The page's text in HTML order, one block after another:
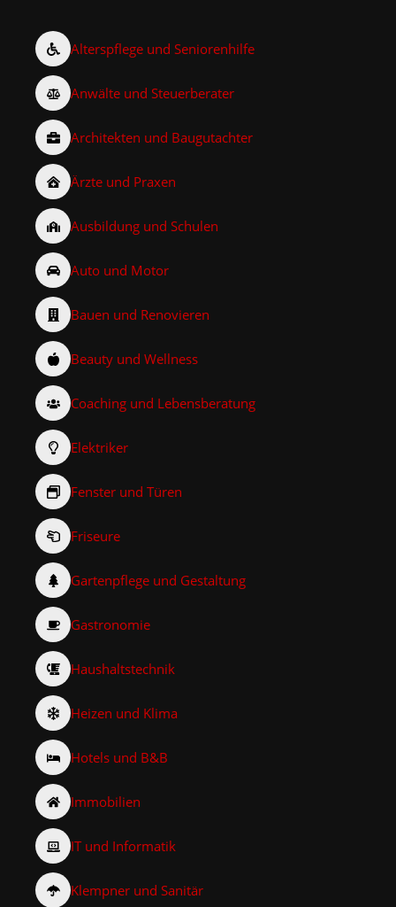
Alterspflege und Seniorenhilfe
Anwälte und Steuerberater
Architekten und Baugutachter
Ärzte und Praxen
Ausbildung und Schulen
Auto und Motor
Bauen und Renovieren
Beauty und Wellness
Coaching und Lebensberatung
Elektriker
Fenster und Türen
Friseure
Gartenpflege und Gestaltung
Gastronomie
Haushaltstechnik
Heizen und Klima
Hotels und B&B
Immobilien
IT und Informatik
Klempner und Sanitär